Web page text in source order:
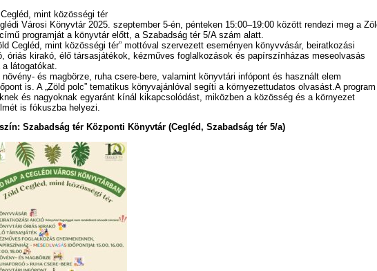
mint közösségi tér
Városi Könyvtár 2025. szeptember 5-én, pénteken 15:00–19:00 között rendezi meg a
programját a könyvtár előtt, a Szabadság tér 5/A szám alatt.
Cegléd, mint közösségi tér” mottóval szervezett eseményen könyvvásár, beiratkozási
óriás kirakó, élő társasjátékok, kézműves foglalkozások és papírszínházas meseolvasás
a látogatókat.
növény- és magbörze, ruha csere-bere, valamint könyvtári infópont és használt elem
is. A „Zöld polc” tematikus könyvajánlóval segíti a környezettudatos olvasást.A program
és nagyoknak egyaránt kínál kikapcsolódást, miközben a közösség és a környezet
is fókuszba helyezi.
Szabadság tér Központi Könyvtár (Cegléd, Szabadság tér 5/a)